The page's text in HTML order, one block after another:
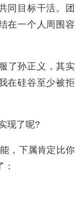
同目标干活。团
在一个人周围容
了孙正义，其实
在硅谷至少被拒
现了呢?
，下属肯定比你